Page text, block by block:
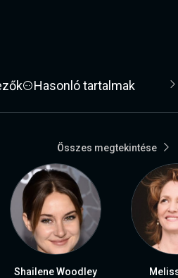
Hasonló tartalmak
Összes megtekintése
Shailene Woodley